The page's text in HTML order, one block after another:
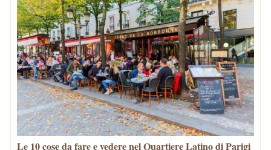
Le 10 cose da fare e vedere nel Quartiere Latino di Parigi